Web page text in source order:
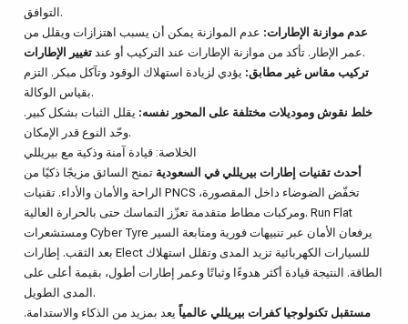
التوافق.
عدم موازنة الإطارات: عدم الموازنة يمكن أن يسبب اهتزازات ويقلل من
عمر الإطار. تأكد من موازنة الإطارات عند التركيب أو عندتغيير الإطارات
.
تركيب مقاس غير مطابق: يؤدي لزيادة استهلاك الوقود وتآكل مبكر. التزم
بقياس الوكالة.
خلط نقوش وموديلات مختلفة على المحور نفسه: يقلل الثبات بشكل كبير.
وحّد النوع قدر الإمكان.
الخلاصة: قيادة آمنة وذكية مع بيريللي
أحدث تقنيات إطارات بيريللي في السعودية تمنح السائق مزيجًا ذكيًا من
الراحة والأمان والأداء. تقنيات PNCS تخفّض الضوضاء داخل المقصورة،
ومركبات مطاط متقدمة تعزّز التماسك حتى بالحرارة العالية. Run Flat
ومستشعرات Cyber Tyre يرفعان الأمان عبر تنبيهات فورية ومتابعة السير
بعد الثقب. إطارات Elect للسيارات الكهربائية تزيد المدى وتقلل استهلاك
الطاقة. النتيجة قيادة أكثر هدوءًا وثباتًا وعمر إطارات أطول، بقيمة أعلى على
المدى الطويل.
مستقبل تكنولوجيا كفرات بيريللي عالمياً يعد بمزيد من الذكاء والاستدامة.